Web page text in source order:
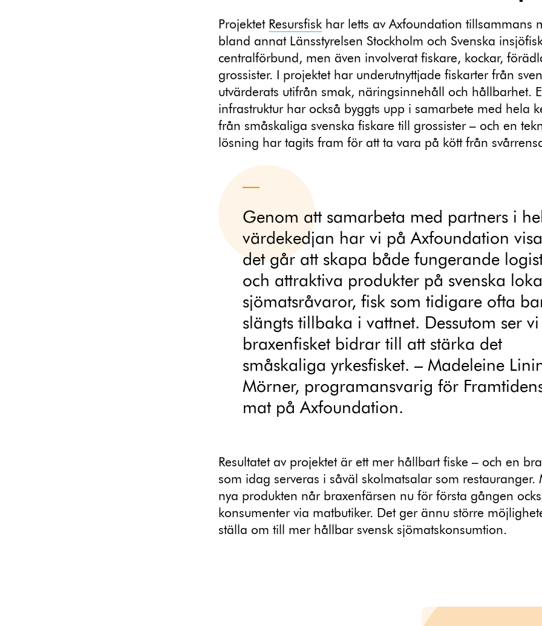
Projektet Resursfisk har letts av Axfoundation tillsammans
bland annat Länsstyrelsen Stockholm och Svenska
centralförbund, men även involverat fiskare, kockar,
grossister. I projektet har underutnyttjade fiskarter från
utvärderats utifrån smak, näringsinnehåll och hållbarhet.
infrastruktur har också byggts upp i samarbete med hela
från småskaliga svenska fiskare till grossister – och en
lösning har tagits fram för att ta vara på kött från
Genom att samarbeta med partners i
värdekedjan har vi på Axfoundation
det går att skapa både fungerande
och attraktiva produkter på svenska
sjömatsråvaror, fisk som tidigare ofta
slängts tillbaka i vattnet. Dessutom ser
braxenfisket bidrar till att stärka det
småskaliga yrkesfisket. – Madeleine
Mörner, programansvarig för
mat på Axfoundation.
Resultatet av projektet är ett mer hållbart fiske – och en
som idag serveras i såväl skolmatsalar som restauranger.
nya produkten når braxenfärsen nu för första gången
konsumenter via matbutiker. Det ger ännu större
ställa om till mer hållbar svensk sjömatskonsumtion.